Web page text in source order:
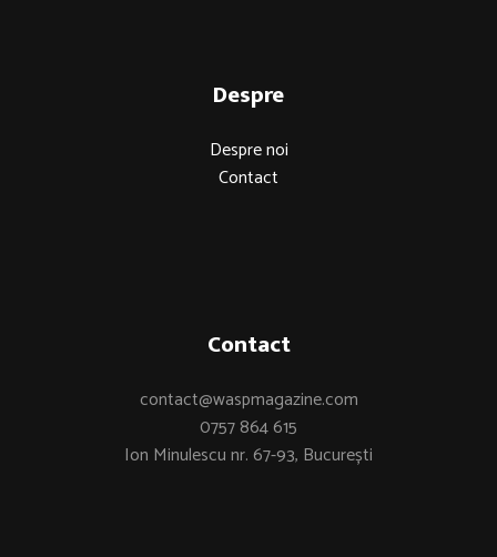
Despre
Despre noi
Contact
Contact
contact@waspmagazine.com
0757 864 615
Ion Minulescu nr. 67-93, București